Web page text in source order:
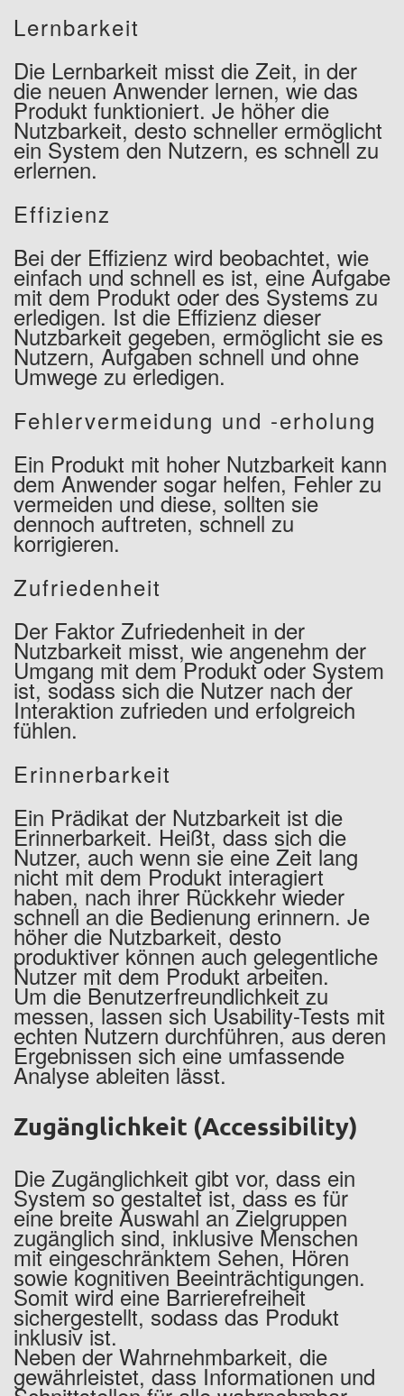
Lernbarkeit
Die Lernbarkeit misst die Zeit, in der
die neuen Anwender lernen, wie das
Produkt funktioniert. Je höher die
Nutzbarkeit, desto schneller ermöglicht
ein System den Nutzern, es schnell zu
erlernen.
Effizienz
Bei der Effizienz wird beobachtet, wie
einfach und schnell es ist, eine Aufgabe
mit dem Produkt oder des Systems zu
erledigen. Ist die Effizienz dieser
Nutzbarkeit gegeben, ermöglicht sie es
Nutzern, Aufgaben schnell und ohne
Umwege zu erledigen.
Fehlervermeidung und -erholung
Ein Produkt mit hoher Nutzbarkeit kann
dem Anwender sogar helfen, Fehler zu
vermeiden und diese, sollten sie
dennoch auftreten, schnell zu
korrigieren.
Zufriedenheit
Der Faktor Zufriedenheit in der
Nutzbarkeit misst, wie angenehm der
Umgang mit dem Produkt oder System
ist, sodass sich die Nutzer nach der
Interaktion zufrieden und erfolgreich
fühlen.
Erinnerbarkeit
Ein Prädikat der Nutzbarkeit ist die
Erinnerbarkeit. Heißt, dass sich die
Nutzer, auch wenn sie eine Zeit lang
nicht mit dem Produkt interagiert
haben, nach ihrer Rückkehr wieder
schnell an die Bedienung erinnern. Je
höher die Nutzbarkeit, desto
produktiver können auch gelegentliche
Nutzer mit dem Produkt arbeiten.
Um die Benutzerfreundlichkeit zu
messen, lassen sich Usability-Tests mit
echten Nutzern durchführen, aus deren
Ergebnissen sich eine umfassende
Analyse ableiten lässt.
Zugänglichkeit (Accessibility)
Die Zugänglichkeit gibt vor, dass ein
System so gestaltet ist, dass es für
eine breite Auswahl an Zielgruppen
zugänglich sind, inklusive Menschen
mit eingeschränktem Sehen, Hören
sowie kognitiven Beeinträchtigungen.
Somit wird eine Barrierefreiheit
sichergestellt, sodass das Produkt
inklusiv ist.
Neben der Wahrnehmbarkeit, die
gewährleistet, dass Informationen und